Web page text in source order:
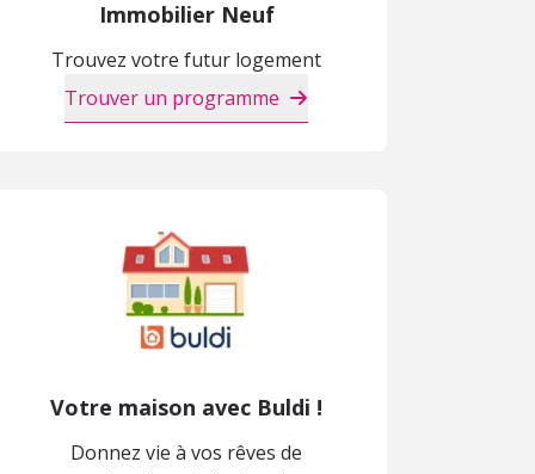
Immobilier Neuf
Trouvez votre futur logement
Trouver un programme
Votre maison avec Buldi !
Donnez vie à vos rêves de